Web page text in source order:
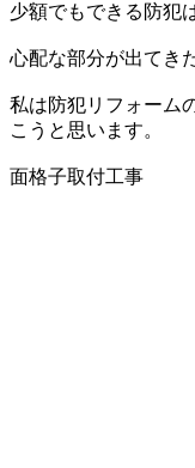
少額でもできる防犯
心配な部分が出てき
私は防犯リフォーム
こうと思います。
面格子取付工事